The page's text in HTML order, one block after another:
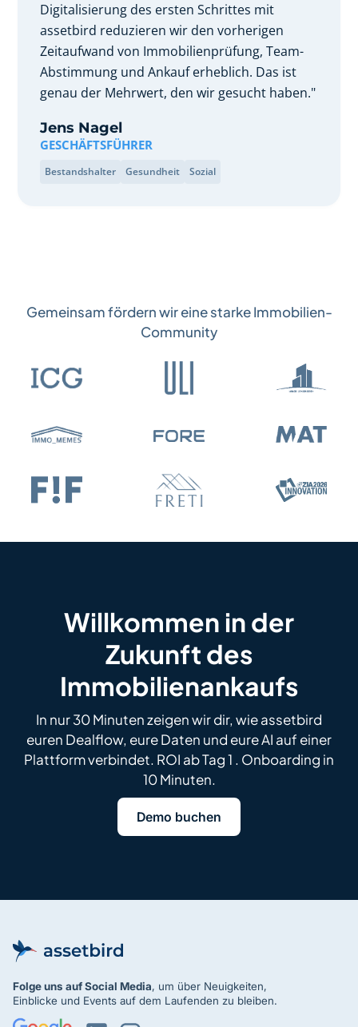
Digitalisierung des ersten Schrittes mit
assetbird reduzieren wir den vorherigen
Zeitaufwand von Immobilienprüfung, Team-
Abstimmung und Ankauf erheblich. Das ist
genau der Mehrwert, den wir gesucht haben."
Jens Nagel
GESCHÄFTSFÜHRER
Bestandshalter Gesundheit Sozial
Gemeinsam fördern wir eine starke Immobilien-
Community
Willkommen in der
Zukunft des
Immobilienankaufs
In nur 30 Minuten zeigen wir dir, wie assetbird
euren Dealflow, eure Daten und eure AI auf einer
Plattform verbindet. ROI ab Tag 1 . Onboarding in
10 Minuten.
Demo buchen
Folge uns auf Social Media, um über Neuigkeiten,
Einblicke und Events auf dem Laufenden zu bleiben.